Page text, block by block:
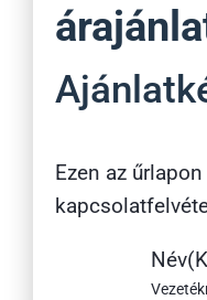
Ezen az
Név